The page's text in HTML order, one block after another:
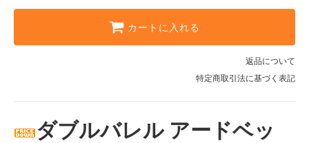
カートに入れる
返品について
特定商取引法に基づく表記
ダブルバレル アードベッ